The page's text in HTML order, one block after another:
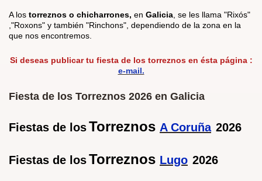
A los torreznos o chicharrones, en Galicia, se les llama "Rixós"
,"Roxons" y también "Rinchons", dependiendo de la zona en la
que nos encontremos.
Si deseas publicar tu fiesta de los torreznos en ésta página :
e-mail.
Fiesta de los Torreznos 2026 en Galicia
Fiestas de losTorreznos A Coruña 2026
Fiestas de losTorreznos Lugo 2026